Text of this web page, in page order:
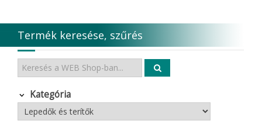
Termék keresése, szűrés
Kategória